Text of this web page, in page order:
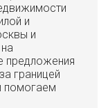
и
и
предложения
границей
помогаем